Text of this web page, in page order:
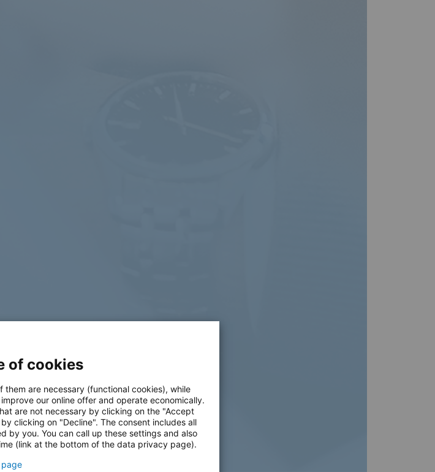
of cookies
them are necessary (functional cookies), while
our online offer and operate economically.
are not necessary by clicking on the "Accept
clicking on "Decline". The consent includes all
by you. You can call up these settings and also
(link at the bottom of the data privacy page).